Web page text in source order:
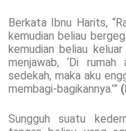
Berkata Ibnu Harits,
kemudian beliau
kemudian beliau
menjawab, ‘Di
sedekah, maka aku
membagi-bagikannya.’”
Sungguh suatu